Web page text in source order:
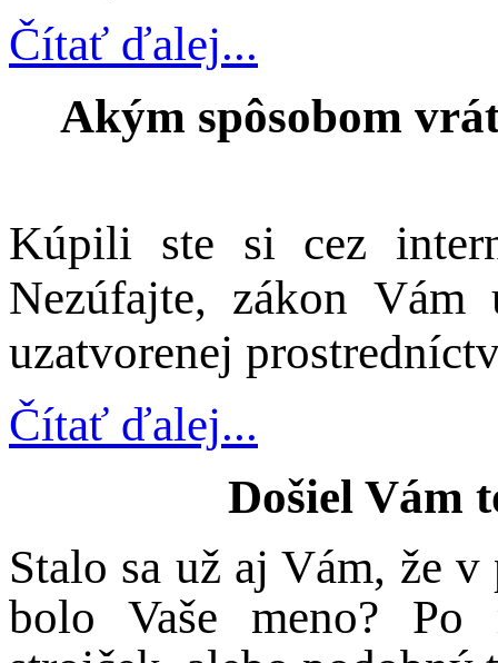
Čítať ďalej...
Akým spôsobom
Kúpili ste si cez
Nezúfajte, zákon
uzatvorenej
Čítať ďalej...
Došiel Vám
Stalo sa už aj Vám, že
bolo Vaše meno? Po